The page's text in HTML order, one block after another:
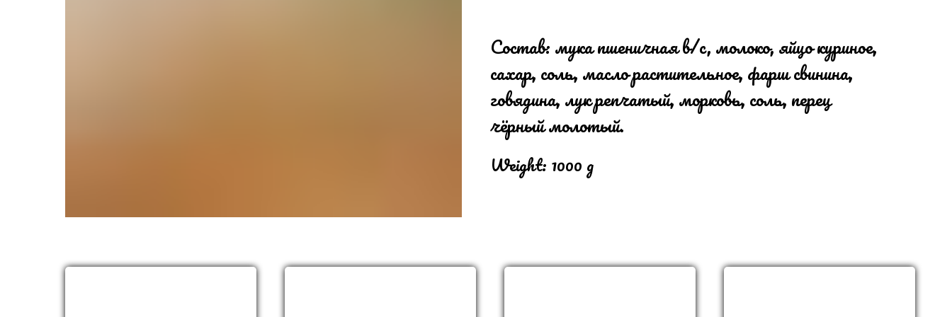
Состав: мука пшеничная в/c, молоко, яйцо куриное,
сахар, соль, масло растительное, фарш свинина,
говядина, лук репчатый, морковь, соль, перец
чёрный молотый.
Weight: 1000 g